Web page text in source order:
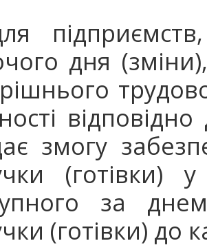
дня
змогу
(готівки)
за
(готівки) до